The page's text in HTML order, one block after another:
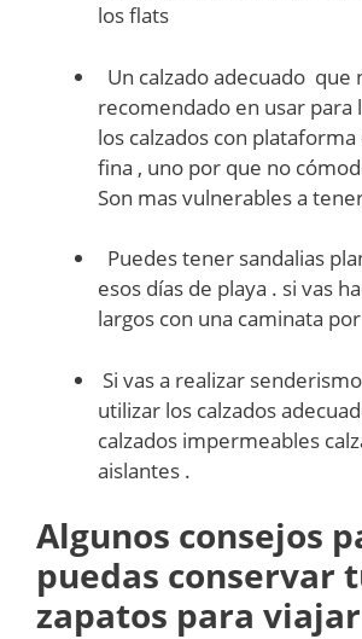
los flats
Un calzado adecuado que
recomendado en usar para
los calzados con
fina , uno por que no
Son mas vulnerables a
Puedes tener sandalias
esos días de playa . si vas
largos con una caminata
Si vas a realizar
utilizar los calzados
calzados impermeables
aislantes .
Algunos consejos
puedas conservar
zapatos para